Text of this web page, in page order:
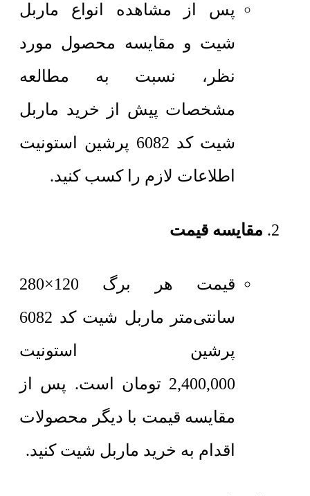
پس از مشاهده انواع ماربل
شیت و مقایسه محصول مورد
نظر، نسبت به مطالعه
مشخصات پیش از خرید ماربل
شیت کد 6082 پرشین استونیت
اطلاعات لازم را کسب کنید.
مقایسه قیمت
قیمت هر برگ 120×280
سانتی‌متر
ماربل شیت کد 6082
پرشین استونیت
2,400,000 تومان است. پس از
مقایسه قیمت با دیگر محصولات
اقدام به خرید ماربل شیت کنید.